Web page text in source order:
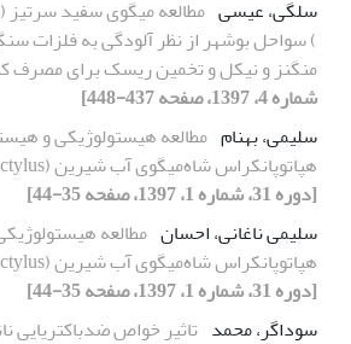
سلگی، عیسی
منگنز و نیکل و تخمین ریسک برای مصرف
شماره 4، 1397، صفحه 437-448]
سلیمی، بهنام مطالعه هیستولوژیکی و
هپاتوپانکراس شاه‌میگوی آب شیرین (Astacus leptodactylus)
[دوره 31، شماره 1، 1397، صفحه 35-44]
سلیمی ناغانی، احسان مطالعه
هپاتوپانکراس شاه‌میگوی آب شیرین (Astacus leptodactylus)
[دوره 31، شماره 1، 1397، صفحه 35-44]
سوداگر، محمد تاثیر خواص ضدباکتریایی